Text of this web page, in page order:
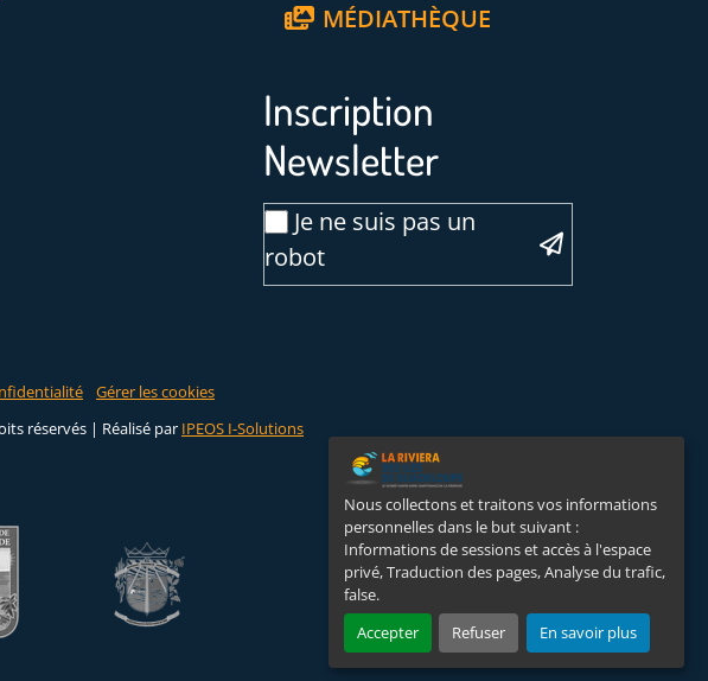
Nous collectons et traitons vos informations
personnelles dans le but suivant :
Informations de sessions et accès à l'espace
privé, Traduction des pages, Analyse du trafic,
false.
Accepter
Refuser En savoir plus
MÉDIATHÈQUE
Inscription
Newsletter
Je ne suis pas un
robot
Gérer les cookies
réservés | Réalisé par IPEOS I-Solutions